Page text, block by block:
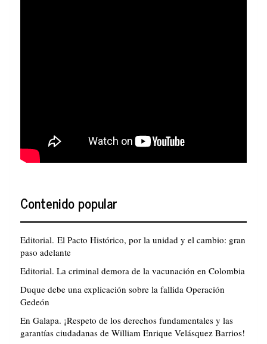
Contenido popular
Editorial. El Pacto Histórico, por la unidad y el cambio: gran
paso adelante
Editorial. La criminal demora de la vacunación en Colombia
Duque debe una explicación sobre la fallida Operación
Gedeón
En Galapa. ¡Respeto de los derechos fundamentales y las
garantías ciudadanas de William Enrique Velásquez Barrios!